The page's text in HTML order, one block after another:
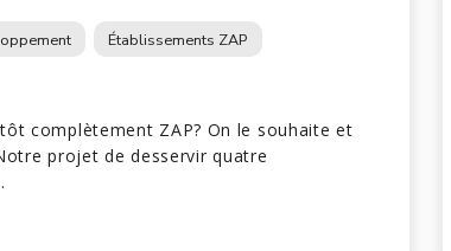
Établissements ZAP
complètement ZAP? On le souhaite et
projet de desservir quatre